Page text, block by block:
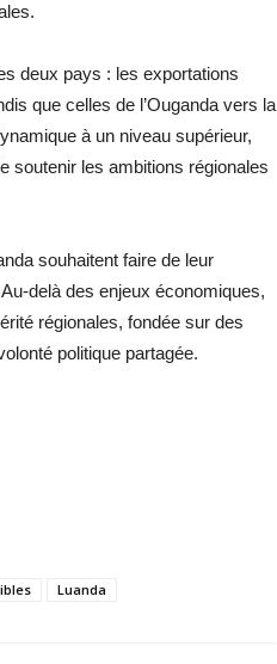
deux pays : les exportations
que celles de l’Ouganda vers la
à un niveau supérieur,
soutenir les ambitions régionales
souhaitent faire de leur
delà des enjeux économiques,
régionales, fondée sur des
politique partagée.
Luanda